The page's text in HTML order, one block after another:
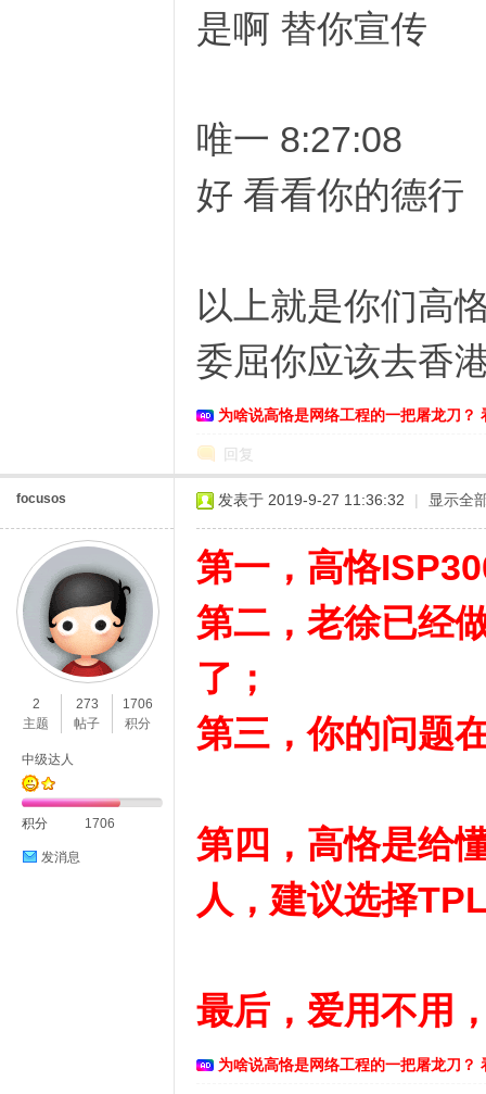
是啊 替你宣传
唯一 8:27:08
好 看看你的德行
以上就是你们高
委屈你应该去香
为啥说高恪是网络工程的一把屠龙刀？
回复
focusos
2
主题
273
帖子
1706
积分
中级达人
积分 1706
发消息
发表于 2019-9-27 11:36:32 | 显示全
第一，高恪
第二，老徐已经
了；
第三，你的问题
第四，高恪是给
人，建议选择
最后，爱用不用
为啥说高恪是网络工程的一把屠龙刀？